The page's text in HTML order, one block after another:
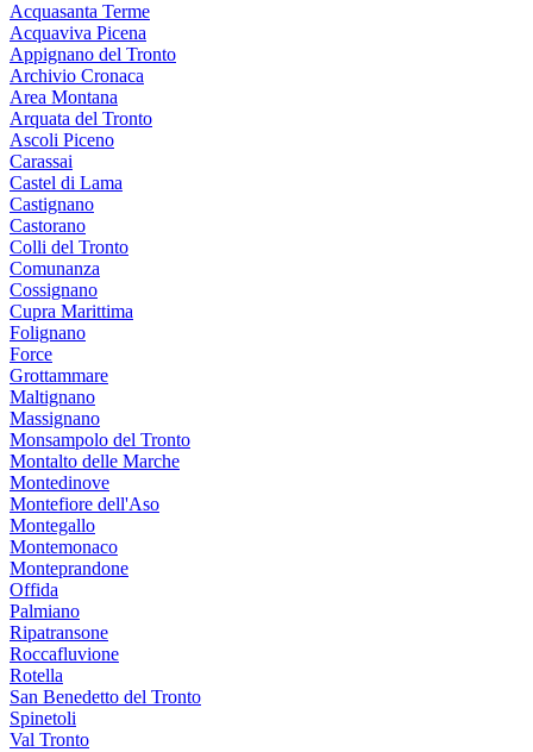
Acquasanta Terme
Acquaviva Picena
Appignano del Tronto
Archivio Cronaca
Area Montana
Arquata del Tronto
Ascoli Piceno
Carassai
Castel di Lama
Castignano
Castorano
Colli del Tronto
Comunanza
Cossignano
Cupra Marittima
Folignano
Force
Grottammare
Maltignano
Massignano
Monsampolo del Tronto
Montalto delle Marche
Montedinove
Montefiore dell'Aso
Montegallo
Montemonaco
Monteprandone
Offida
Palmiano
Ripatransone
Roccafluvione
Rotella
San Benedetto del Tronto
Spinetoli
Val Tronto